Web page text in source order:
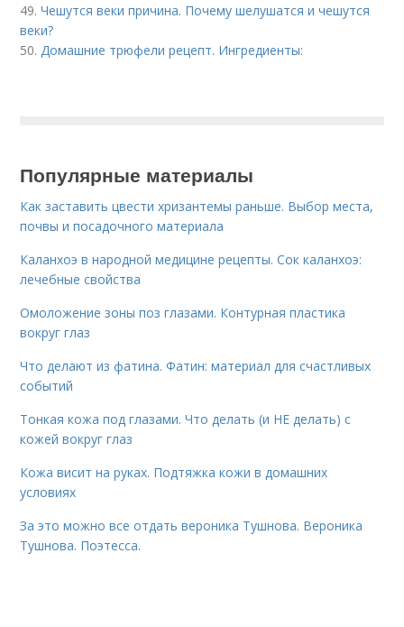
49.Чешутся веки причина. Почему шелушатся и чешутся
веки?
50.Домашние трюфели рецепт. Ингредиенты:
Популярные материалы
Как заставить цвести хризантемы раньше. Выбор места,
почвы и посадочного материала
Каланхоэ в народной медицине рецепты. Сок каланхоэ:
лечебные свойства
Омоложение зоны поз глазами. Контурная пластика
вокруг глаз
Что делают из фатина. Фатин: материал для счастливых
событий
Тонкая кожа под глазами. Что делать (и НЕ делать) с
кожей вокруг глаз
Кожа висит на руках. Подтяжка кожи в домашних
условиях
За это можно все отдать вероника Тушнова. Вероника
Тушнова. Поэтесса.